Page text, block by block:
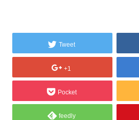
Tweet
+1
Pocket
feedly